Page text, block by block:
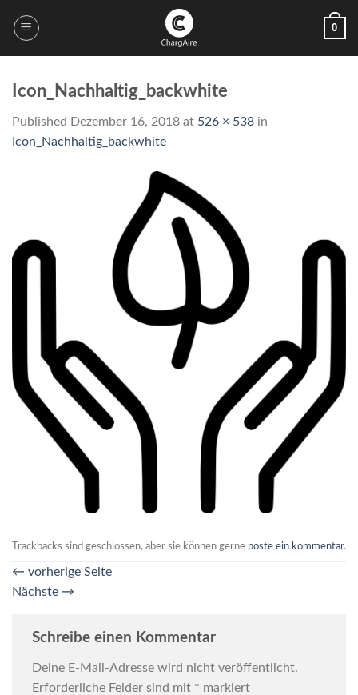
0
Icon_Nachhaltig_backwhite
Published Dezember 16, 2018 at 526 × 538 in
Icon_Nachhaltig_backwhite
Trackbacks sind geschlossen, aber sie können gerne poste ein kommentar.
← vorherige Seite
Nächste →
Schreibe einen Kommentar
Deine E-Mail-Adresse wird nicht veröffentlicht.
Erforderliche Felder sind mit * markiert